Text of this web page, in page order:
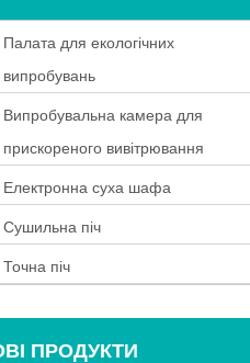
Палата для екологічних
випробувань
Випробувальна камера для
прискореного вивітрювання
Електронна суха шафа
Сушильна піч
Точна піч
ПРОДУКТИ